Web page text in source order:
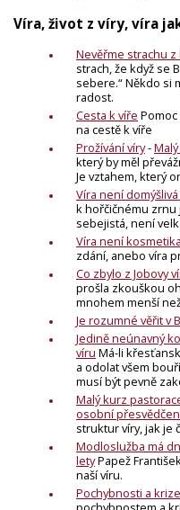
Víra, život z víry, víra
Nevěřme strachu z
strach, že když se
sebere.“ Někdo si
radost.
Cesta k víře
na cestě k víře
Prožívání víry-
který by měl
Je vztahem, který
Víra není
k hořčičnému zrnu
sebejistá, není
Víra není kosmetika
zdání, anebo víra
Co zbylo z Jobovy
prošla zkouškou
mnohem menší
Je rozumné věřit v
Jedině neúnavný
víru Má-li
a odolat všem
musí být pevně
Malý kurz
osobní
struktur víry, jak je
Modloslužba má
letyPapež
naší víru.
Pochybnosti a